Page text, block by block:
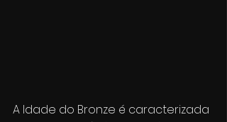
A Idade do Bronze é caracterizada